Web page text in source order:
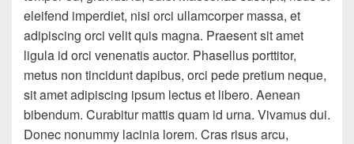
eleifend imperdiet, nisi orci ullamcorper massa, et
adipiscing orci velit quis magna. Praesent sit amet
ligula id orci venenatis auctor. Phasellus porttitor,
metus non tincidunt dapibus, orci pede pretium neque,
sit amet adipiscing ipsum lectus et libero. Aenean
bibendum. Curabitur mattis quam id urna. Vivamus dui.
Donec nonummy lacinia lorem. Cras risus arcu,